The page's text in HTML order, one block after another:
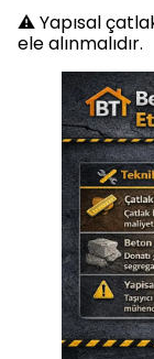
⚠️ Yapısal
ele alınmalıdır.